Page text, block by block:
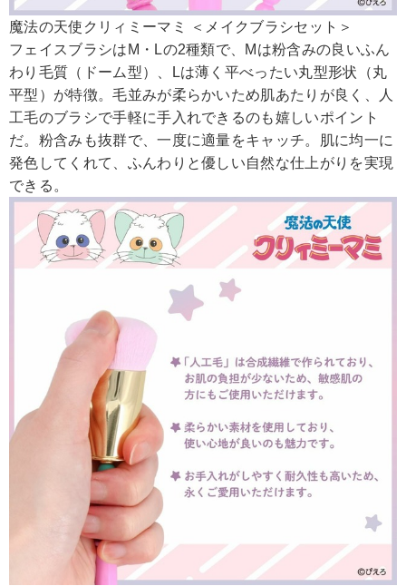
魔法の天使クリィミーマミ ＜メイクブラシセット＞
フェイスブラシはM・Lの2種類で、Mは粉含みの良いふん
わり毛質（ドーム型）、Lは薄く平べったい丸型形状（丸
平型）が特徴。毛並みが柔らかいため肌あたりが良く、人
工毛のブラシで手軽に手入れできるのも嬉しいポイント
だ。粉含みも抜群で、一度に適量をキャッチ。肌に均一に
発色してくれて、ふんわりと優しい自然な仕上がりを実現
できる。